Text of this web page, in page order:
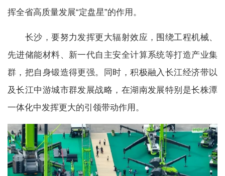
挥全省高质量发展“定盘星”的作用。
长沙，要努力发挥更大辐射效应，围绕工程机械、
先进储能材料、新一代自主安全计算系统等打造产业集
群，把自身锻造得更强。同时，积极融入长江经济带以
及长江中游城市群发展战略，在湖南发展特别是长株潭
一体化中发挥更大的引领带动作用。